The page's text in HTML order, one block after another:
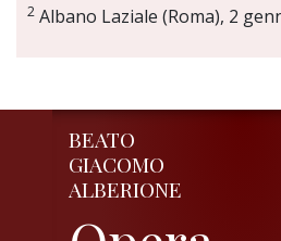
2 Albano Laziale (Roma), 2
BEATO
GIACOMO
ALBERIONE